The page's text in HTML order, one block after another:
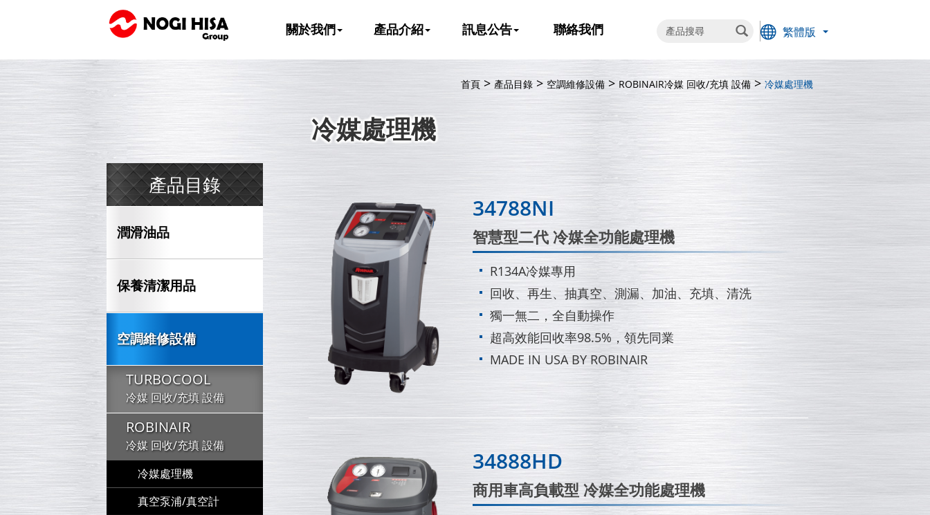
關於我們 產品介紹 訊息公告 聯絡我們 繁體版
產品目錄
潤滑油品
保養清潔用品
空調維修設備
TURBOCOOL
冷媒 回收/充填 設備
ROBINAIR
冷媒 回收/充填 設備
冷媒處理機
真空泵浦/真空計
首頁 產品目錄 空調維修設備 ROBINAIR冷媒 回收/充填 設備 冷媒處理機
冷媒處理機
34788NI
智慧型二代 冷媒全功能處理機
R134A冷媒專用
回收、再生、抽真空、測漏、加油、充填、清洗
獨一無二，全自動操作
超高效能回收率98.5%，領先同業
MADE IN USA BY ROBINAIR
34888HD
商用車高負載型 冷媒全功能處理機